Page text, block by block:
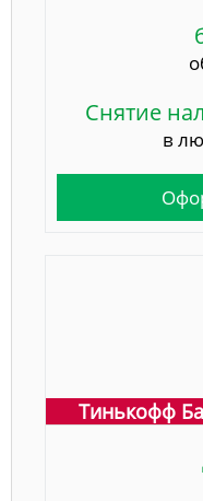
Снятие
в
Тинькофф